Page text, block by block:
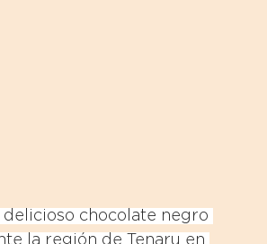
delicioso chocolate negro
la región de Tenaru en